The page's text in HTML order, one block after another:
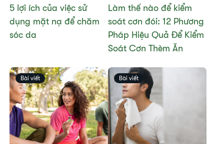
5 lợi ích của việc sử
dụng mặt nạ để chăm
sóc da
Làm thế nào để kiểm
soát cơn đói: 12 Phương
Pháp Hiệu Quả Để Kiểm
Soát Cơn Thèm Ăn
Bài viết Bài viết